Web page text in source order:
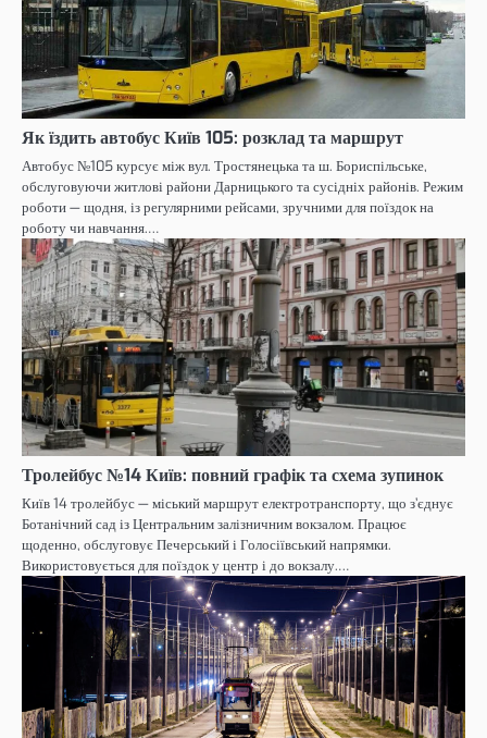
Як їздить автобус Київ 105: розклад та маршрут
Автобус №105 курсує між вул. Тростянецька та ш. Бориспільське,
обслуговуючи житлові райони Дарницького та сусідніх районів. Режим
роботи — щодня, із регулярними рейсами, зручними для поїздок на
роботу чи навчання.…
Тролейбус №14 Київ: повний графік та схема зупинок
Київ 14 тролейбус — міський маршрут електротранспорту, що з’єднує
Ботанічний сад із Центральним залізничним вокзалом. Працює
щоденно, обслуговує Печерський і Голосіївський напрямки.
Використовується для поїздок у центр і до вокзалу.…